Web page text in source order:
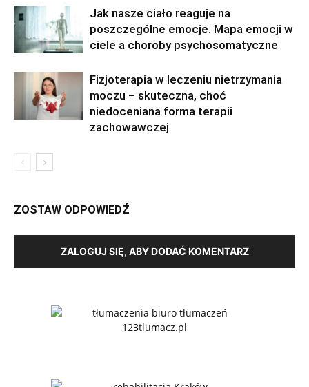
Jak nasze ciało reaguje na
poszczególne emocje. Mapa emocji w
ciele a choroby psychosomatyczne
Fizjoterapia w leczeniu nietrzymania
moczu – skuteczna, choć
niedoceniana forma terapii
zachowawczej
ZOSTAW ODPOWIEDŹ
ZALOGUJ SIĘ, ABY DODAĆ KOMENTARZ